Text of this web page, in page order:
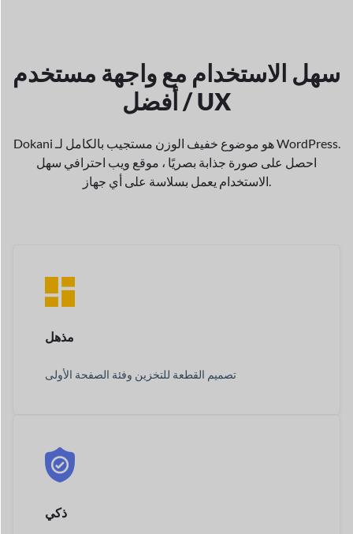
سهل الاستخدام مع واجهة مستخدم
أفضل / UX
Dokani هو موضوع خفيف الوزن مستجيب بالكامل لـ WordPress.
احصل على صورة جذابة بصريًا ، موقع ويب احترافي سهل
مذهل
تصميم القطعة للتخزين وفئة الصفحة الأولى
ذكي